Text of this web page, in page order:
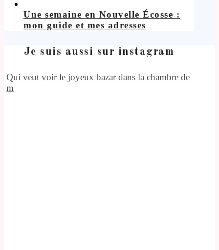
Une semaine en Nouvelle Écosse :
mon guide et mes adresses
Je suis aussi sur instagram
Qui veut voir le joyeux bazar dans la chambre de
m